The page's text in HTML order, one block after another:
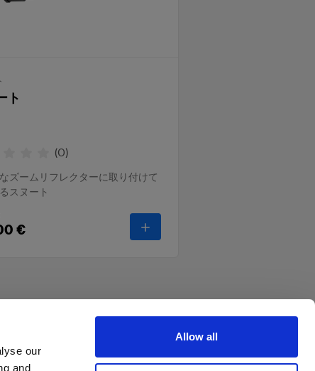
our
and
Allow all
ー
ト
(0)
ズームリフレクターに取り付けて
スヌート
€